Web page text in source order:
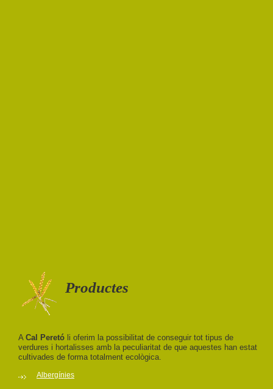
Productes
A Cal Peretó li oferim la possibilitat de conseguir tot tipus de
verdures i hortalisses amb la peculiaritat de que aquestes han estat
cultivades de forma totalment ecològica.
Albergínies